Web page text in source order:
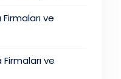
Firmaları ve
Firmaları ve